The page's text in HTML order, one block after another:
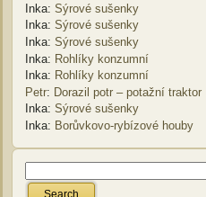
Inka: Sýrové sušenky
Inka: Sýrové sušenky
Inka: Sýrové sušenky
Inka: Rohlíky konzumní
Inka: Rohlíky konzumní
Petr: Dorazil potr – potažní traktor
Inka: Sýrové sušenky
Inka: Borůvkovo-rybízové houby